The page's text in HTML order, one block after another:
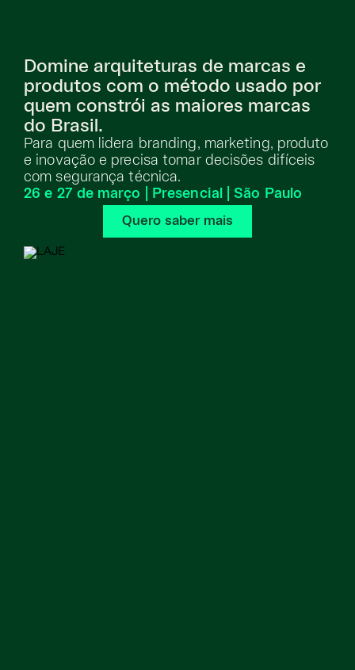
Domine arquiteturas de marcas e
produtos com o método usado por
quem constrói as maiores marcas
do Brasil.
Para quem lidera branding, marketing, produto
e inovação e precisa tomar decisões difíceis
com segurança técnica.
26 e 27 de março | Presencial | São Paulo
Quero saber mais